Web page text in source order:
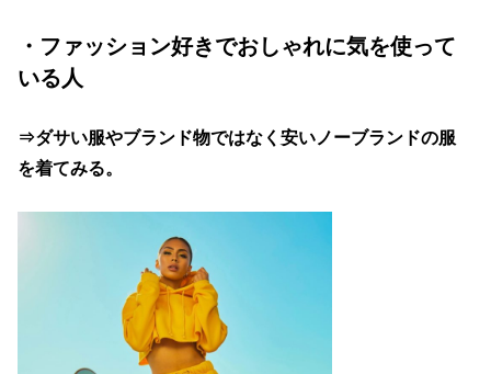
・ファッション好きでおしゃれに気を使って
いる人
⇒ダサい服やブランド物ではなく安いノーブランドの服
を着てみる。